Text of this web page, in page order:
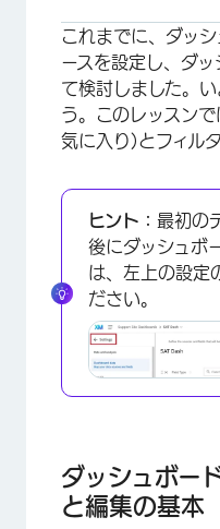
ダッシュボードのナ
一般的なウィジェッ
NPSの経時的変化
CSATとベンチマー
チーム、部門、その
NPSの内訳
Audienceの絞り込
これまでに、ダッ
ースを設定し、ダ
て検討しました。
う。このレッスン
気に入り)とフィル
ヒント： 最初の
後にダッシュボ
は、左上の設定
ださい。
ダッシュボー
と編集の基本